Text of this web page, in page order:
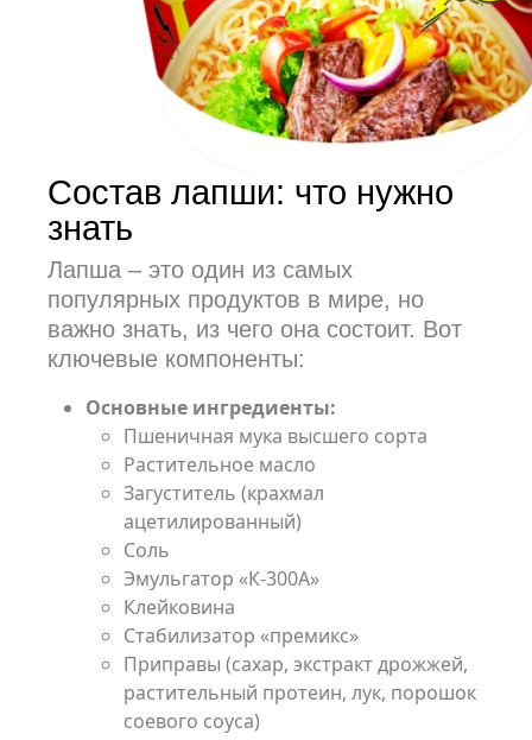
Состав лапши: что нужно
знать
Лапша – это один из самых
популярных продуктов в мире, но
важно знать, из чего она состоит. Вот
ключевые компоненты:
Основные ингредиенты:
Пшеничная мука высшего сорта
Растительное масло
Загуститель (крахмал
ацетилированный)
Соль
Эмульгатор «К-300А»
Клейковина
Стабилизатор «премикс»
Приправы (сахар, экстракт дрожжей,
растительный протеин, лук, порошок
соевого соуса)